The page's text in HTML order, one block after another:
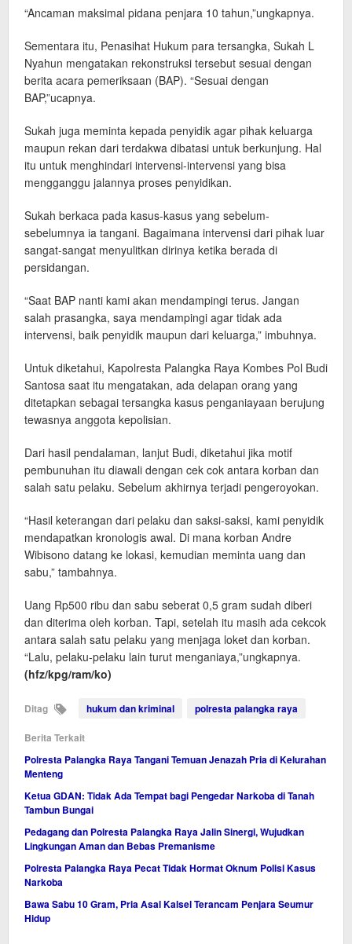
“Ancaman maksimal pidana penjara 10 tahun,”ungkapnya.
Sementara itu, Penasihat Hukum para tersangka, Sukah L
Nyahun mengatakan rekonstruksi tersebut sesuai dengan
berita acara pemeriksaan (BAP). “Sesuai dengan
BAP,”ucapnya.
Sukah juga meminta kepada penyidik agar pihak keluarga
maupun rekan dari terdakwa dibatasi untuk berkunjung. Hal
itu untuk menghindari intervensi-intervensi yang bisa
mengganggu jalannya proses penyidikan.
Sukah berkaca pada kasus-kasus yang sebelum-
sebelumnya ia tangani. Bagaimana intervensi dari pihak luar
sangat-sangat menyulitkan dirinya ketika berada di
persidangan.
“Saat BAP nanti kami akan mendampingi terus. Jangan
salah prasangka, saya mendampingi agar tidak ada
intervensi, baik penyidik maupun dari keluarga,” imbuhnya.
Untuk diketahui, Kapolresta Palangka Raya Kombes Pol Budi
Santosa saat itu mengatakan, ada delapan orang yang
ditetapkan sebagai tersangka kasus penganiayaan berujung
tewasnya anggota kepolisian.
Dari hasil pendalaman, lanjut Budi, diketahui jika motif
pembunuhan itu diawali dengan cek cok antara korban dan
salah satu pelaku. Sebelum akhirnya terjadi pengeroyokan.
“Hasil keterangan dari pelaku dan saksi-saksi, kami penyidik
mendapatkan kronologis awal. Di mana korban Andre
Wibisono datang ke lokasi, kemudian meminta uang dan
sabu,” tambahnya.
Uang Rp500 ribu dan sabu seberat 0,5 gram sudah diberi
dan diterima oleh korban. Tapi, setelah itu masih ada cekcok
antara salah satu pelaku yang menjaga loket dan korban.
“Lalu, pelaku-pelaku lain turut menganiaya,”ungkapnya.
(hfz/kpg/ram/ko)
Ditag hukum dan kriminal polresta palangka raya
Berita Terkait
Polresta Palangka Raya Tangani Temuan Jenazah Pria di Kelurahan
Menteng
Ketua GDAN: Tidak Ada Tempat bagi Pengedar Narkoba di Tanah
Tambun Bungai
Pedagang dan Polresta Palangka Raya Jalin Sinergi, Wujudkan
Lingkungan Aman dan Bebas Premanisme
Polresta Palangka Raya Pecat Tidak Hormat Oknum Polisi Kasus
Narkoba
Bawa Sabu 10 Gram, Pria Asal Kalsel Terancam Penjara Seumur
Hidup